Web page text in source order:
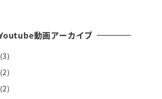
動画アーカイブ
(3)
(2)
(2)